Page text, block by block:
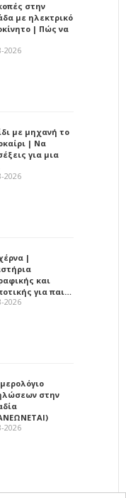
στην
με ηλεκτρικό
| Πώς να
2026
με μηχανή το
| Να
για μια
2026
|
και
για παι…
2026
στην
2026